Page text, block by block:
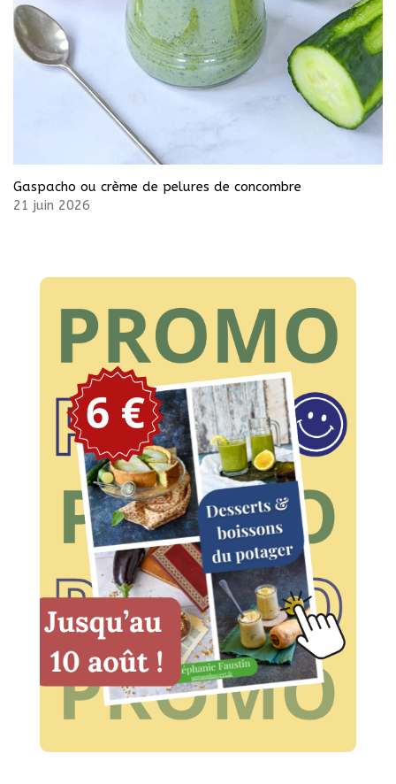
Gaspacho ou crème de pelures de concombre
21 juin 2026